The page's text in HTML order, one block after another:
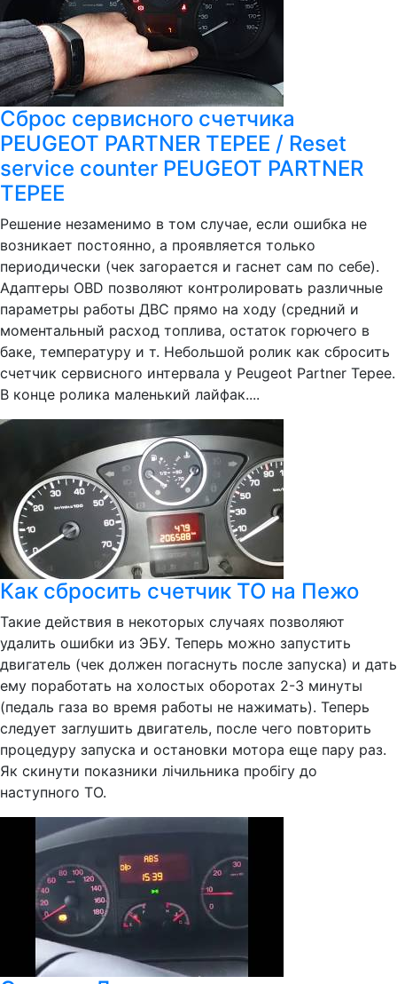
Сброс сервисного счетчика
PEUGEOT PARTNER TEPEE / Reset
service counter PEUGEOT PARTNER
TEPEE
Решение незаменимо в том случае, если ошибка не
возникает постоянно, а проявляется только
периодически (чек загорается и гаснет сам по себе).
Адаптеры OBD позволяют контролировать различные
параметры работы ДВС прямо на ходу (средний и
моментальный расход топлива, остаток горючего в
баке, температуру и т. Небольшой ролик как сбросить
счетчик сервисного интервала у Peugeot Partner Tepee.
В конце ролика маленький лайфак....
Как сбросить счетчик ТО на Пежо
Такие действия в некоторых случаях позволяют
удалить ошибки из ЭБУ. Теперь можно запустить
двигатель (чек должен погаснуть после запуска) и дать
ему поработать на холостых оборотах 2-3 минуты
(педаль газа во время работы не нажимать). Теперь
следует заглушить двигатель, после чего повторить
процедуру запуска и остановки мотора еще пару раз.
Як скинути показники лічильника пробігу до
наступного ТО.